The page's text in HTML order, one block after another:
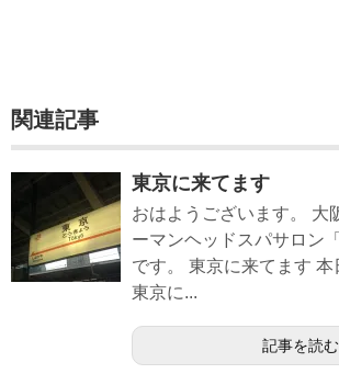
関連記事
東京に来てます
おはようございます。 大
ーマンヘッドスパサロン
です。 東京に来てます 本
東京に...
記事を読む